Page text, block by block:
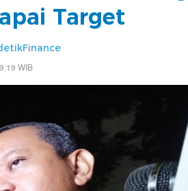
Target
WIB